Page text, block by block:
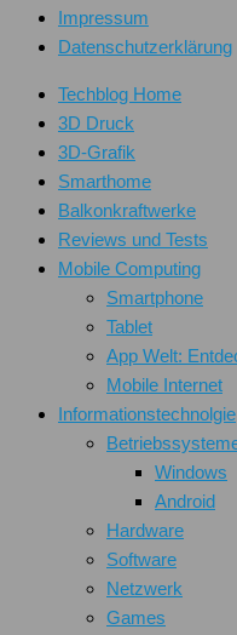
Impressum
Datenschutzerklärung
Techblog Home
3D Druck
3D-Grafik
Smarthome
Balkonkraftwerke
Reviews und Tests
Mobile Computing
Smartphone
Tablet
App Welt:
Mobile Internet
Informationstechnolgie
Windows
Android
Hardware
Software
Netzwerk
Games